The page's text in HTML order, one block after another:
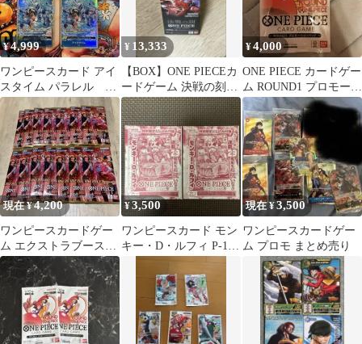
¥4,999
ワンピースカード アイ
スタイム パラレル プ
ロモ 4枚セット
¥ 13,333
【BOX】ONE PIECEカ
ードゲーム 決戦の刻
OP-16
¥4,000
ONE PIECE カードゲー
ム ROUND1 プロモーシ
ョンパック
現在 ¥4,200
ワンピースカードゲー
ム エクストラブースタ
ー 14パック
¥3,500
ワンピースカード モン
キー・D・ルフィ P-159
現在 ¥3,500
ワンピースカードゲー
ム プロモ まとめ売り